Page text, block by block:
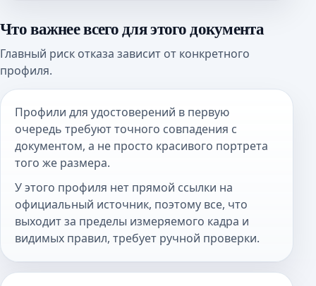
Что важнее всего для этого документа
Главный риск отказа зависит от конкретного
профиля.
Профили для удостоверений в первую
очередь требуют точного совпадения с
документом, а не просто красивого портрета
того же размера.
У этого профиля нет прямой ссылки на
официальный источник, поэтому все, что
выходит за пределы измеряемого кадра и
видимых правил, требует ручной проверки.